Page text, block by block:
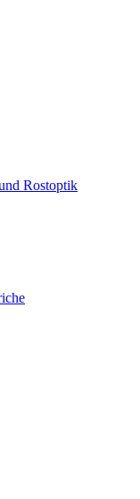
Rostoptik